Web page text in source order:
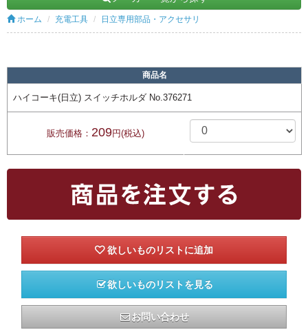
ホーム 充電工具 日立専用部品・アクセサリ
商品名
ハイコーキ(日立) スイッチホルダ No.376271
販売価格： 209円(税込)
欲しいものリストを見る
お問い合わせ